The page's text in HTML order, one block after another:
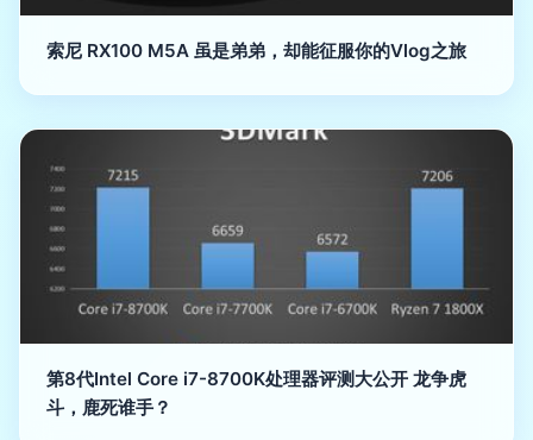
索尼 RX100 M5A 虽是弟弟，却能征服你的Vlog之旅
第8代Intel Core i7-8700K处理器评测大公开 龙争虎
斗，鹿死谁手？